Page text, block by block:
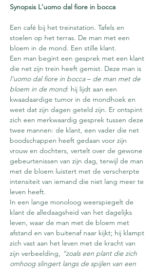
Synopsis L'uomo dal fiore in bocca
Een café bij het treinstation. Tafels en
stoelen op het terras. De man met een
bloem in de mond. Een stille klant.
Een man begint een gesprek met een klant
die net zijn trein heeft gemist. Deze man is
l’uomo dal fiore in bocca – de man met de
bloem in de mond: hij lijdt aan een
kwaadaardige tumor in de mondhoek en
weet dat zijn dagen geteld zijn. Er ontspint
zich een merkwaardig gesprek tussen deze
twee mannen: de klant, een vader die net
boodschappen heeft gedaan voor zijn
vrouw en dochters, vertelt over de gewone
gebeurtenissen van zijn dag, terwijl de man
met de bloem luistert met de verscherpte
intensiteit van iemand die niet lang meer te
leven heeft.
In een lange monoloog weerspiegelt de
klant de alledaagsheid van het dagelijks
leven, waar de man met de bloem met
afstand en van buitenaf naar kijkt; hij klampt
zich vast aan het leven met de kracht van
zijn verbeelding, “zoals een plant die zich
omhoog slingert langs de spijlen van een